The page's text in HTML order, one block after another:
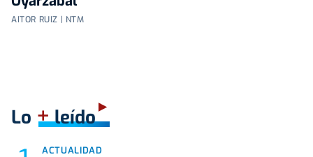
AITOR RUIZ | NTM
Lo +leído
ACTUALIDAD